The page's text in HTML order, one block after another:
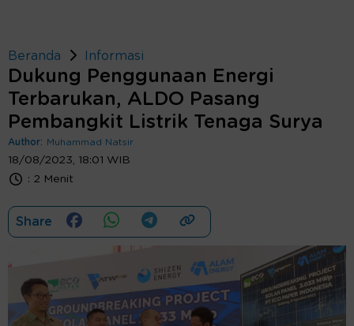
Beranda Informasi
Dukung Penggunaan Energi
Terbarukan, ALDO Pasang
Pembangkit Listrik Tenaga Surya
Author: Muhammad Natsir
18/08/2023, 18:01 WIB
: 2 Menit
Share